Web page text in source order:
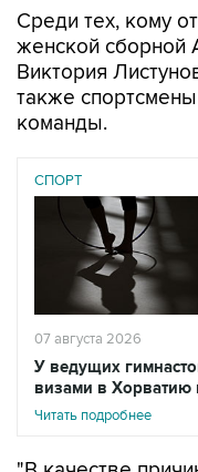
Среди тех, кому
женской сборной
Виктория
также
команды.
СПОРТ
07 августа 2026
У ведущих
визами в Хорватию
Читать подробнее